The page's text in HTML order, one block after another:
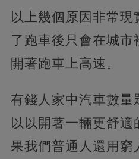
以上幾個原因非常
了跑車後只會在城市
開著跑車上高速。
有錢人家中汽車數量
以以開著一輛更舒適
果我們普通人還用窮